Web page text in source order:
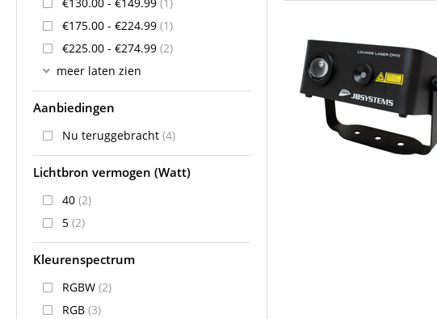
€175.00 - €224.99 (1)
€225.00 - €274.99 (2)
meer laten zien
Aanbiedingen
Nu teruggebracht (4)
Lichtbron vermogen (Watt)
40 (2)
5 (2)
Kleurenspectrum
RGBW (2)
RGB (3)